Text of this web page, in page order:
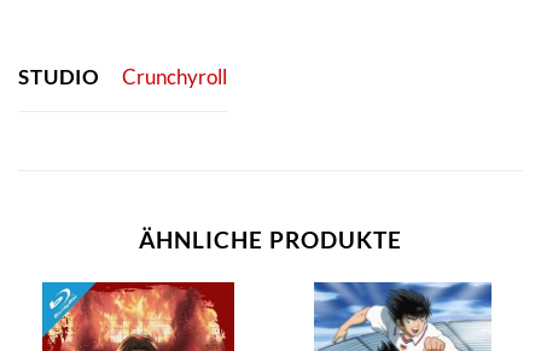
STUDIO Crunchyroll
ÄHNLICHE PRODUKTE